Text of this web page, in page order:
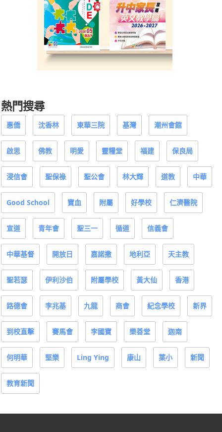
熱門搜尋
惠僑 沈香林 東華三院 基灣 潮州會館
啟思 佛教 明愛 靈糧堂 福建 保良局
浸信會 聖保祿 聖公會 林大輝 道教 中華
Good School 寶血 附屬 好學校 仁濟醫院
宣道 青年會 聖三一 循道 信義會
中華基督 開放日 嘉諾撒 地利亞 天主教
聖若瑟 伊利沙伯 附屬學校 黃大仙 香港
路德會 李兆基 九龍 商會 紀念學校 新界
到校直擊 賽馬會 李國寶 樂善堂 迦南
何明華 堅樂 Ling Ying 康山 葉小 新聞
教育新聞